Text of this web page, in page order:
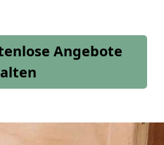
Angebote